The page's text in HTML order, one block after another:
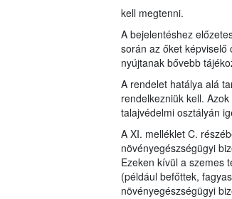
kell megtenni.
A bejelentéshez
során az őket képviselő
nyújtanak bővebb
A rendelet hatálya alá
rendelkezniük kell.
talajvédelmi osztályán
A XI. melléklet C.
növényegészségügyi
Ezeken kívül a szemes
(például befőttek,
növényegészségügyi